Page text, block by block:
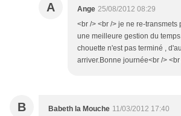
A Ange 25/08/2012 08:29
<br /> <br /> je ne re-
une meilleure gestion du
chouette n'est pas terminé ,
arriver.Bonne journée<br /> <br
B Babeth la Mouche 11/03/2012 17:40